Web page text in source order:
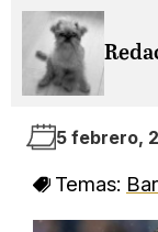
5 febrero,
Temas: